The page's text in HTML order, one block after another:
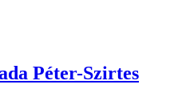
Péter-Szirtes